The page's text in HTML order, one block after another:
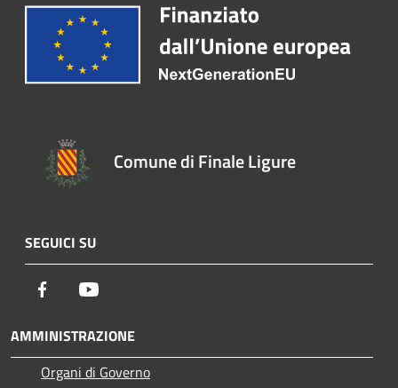
Comune di Finale Ligure
SEGUICI SU
Facebook
AMMINISTRAZIONE
Organi di Governo